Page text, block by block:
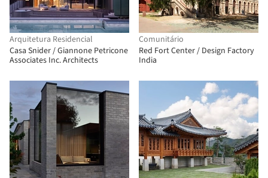
Arquitetura Residencial
Casa Snider / Giannone Petricone
Associates Inc. Architects
Comunitário
Red Fort Center / Design Factory
India